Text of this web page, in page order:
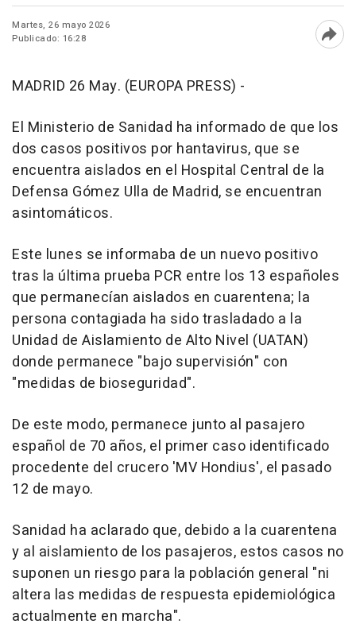
Martes, 26 mayo 2026
Publicado: 16:28
MADRID 26 May. (EUROPA PRESS) -
El Ministerio de Sanidad ha informado de que los
dos casos positivos por hantavirus, que se
encuentra aislados en el Hospital Central de la
Defensa Gómez Ulla de Madrid, se encuentran
asintomáticos.
Este lunes se informaba de un nuevo positivo
tras la última prueba PCR entre los 13 españoles
que permanecían aislados en cuarentena; la
persona contagiada ha sido trasladado a la
Unidad de Aislamiento de Alto Nivel (UATAN)
donde permanece "bajo supervisión" con
"medidas de bioseguridad".
De este modo, permanece junto al pasajero
español de 70 años, el primer caso identificado
procedente del crucero 'MV Hondius', el pasado
12 de mayo.
Sanidad ha aclarado que, debido a la cuarentena
y al aislamiento de los pasajeros, estos casos no
suponen un riesgo para la población general "ni
altera las medidas de respuesta epidemiológica
actualmente en marcha".